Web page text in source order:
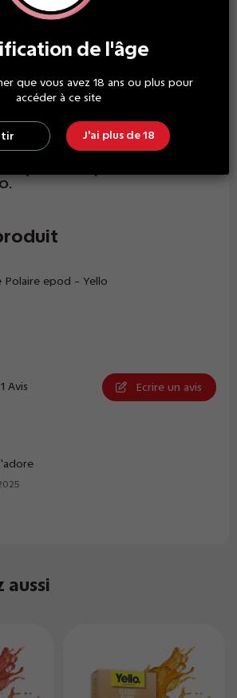
2 pods, chacun rempli de 2 ml de e-
en 0mg, 10mg ou 20mg/ml de
Polaire epod - Yello
1 Avis Ecrire un avis
aussi
de l'âge
que vous avez 18 ans ou plus pour
accéder à ce site
J'ai plus de 18